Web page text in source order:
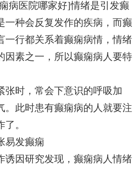
病医院哪家好]情绪是引发癫
一种会反复发作的疾病，而癫
一行都关系着癫痫病情，情绪
因素之一，所以癫痫病人要特
张时，常会下意识的呼吸加
。此时患有癫痫病的人就要注
。
易发癫痫
诱因研究发现，癫痫病人情绪